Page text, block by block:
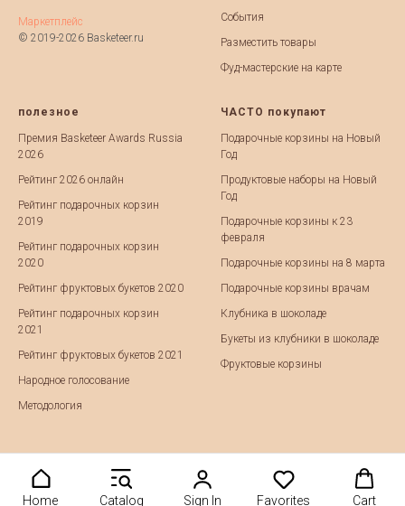
Home Catalog Sign In Favorites Cart
Маркетплейс
© 2019-2026 Basketeer.ru
События
Разместить товары
Фуд-мастерские на карте
полезное
Премия Basketeer Awards Russia
2026
Рейтинг 2026 онлайн
Рейтинг подарочных корзин
2019
Рейтинг подарочных корзин
2020
Рейтинг фруктовых букетов 2020
Рейтинг подарочных корзин
2021
Рейтинг фруктовых букетов 2021
Народное голосование
Методология
ЧАСТО покупают
Подарочные корзины на Новый
Год
Продуктовые наборы на Новый
Год
Подарочные корзины к 23
февраля
Подарочные корзины на 8 марта
Подарочные корзины врачам
Клубника в шоколаде
Букеты из клубники в шоколаде
Фруктовые корзины